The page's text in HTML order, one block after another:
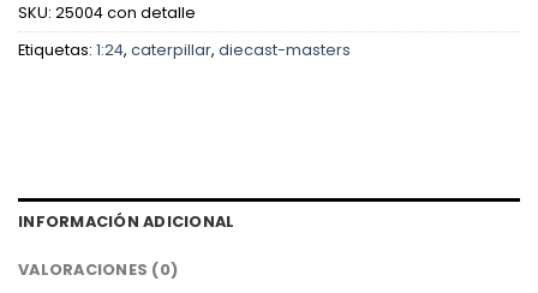
SKU: 25004 con detalle
Etiquetas: 1:24, caterpillar, diecast-masters
INFORMACIÓN ADICIONAL
VALORACIONES (0)